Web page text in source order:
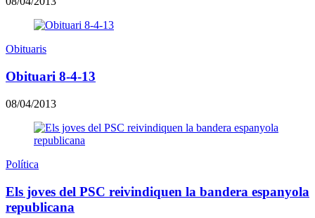
Obituaris
Obituari 8-4-13
08/04/2013
Política
Els joves del PSC reivindiquen la bandera espanyola
republicana